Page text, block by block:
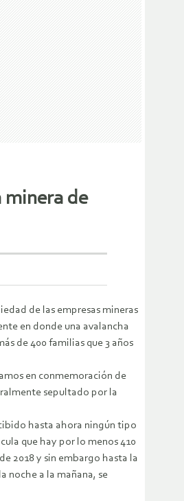
minera de
de las empresas mineras
en donde una avalancha
de 400 familias que 3 años
en conmemoración de
sepultado por la
hasta ahora ningún tipo
que hay por lo menos 410
2018 y sin embargo hasta la
noche a la mañana, se